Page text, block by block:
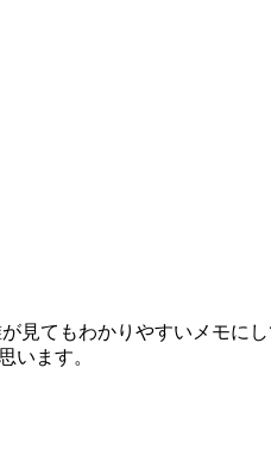
見てもわかりやすいメモに
います。